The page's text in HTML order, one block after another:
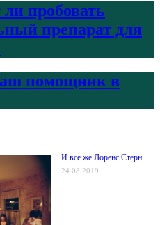
пробовать
препарат для
помощник в
И все же Лоренс Стерн
24.08.2019